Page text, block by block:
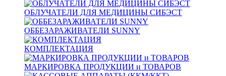
ОБЛУЧАТЕЛИ ДЛЯ МЕДИЦИНЫ СИБЭСТ
ОББЕЗАРАЖИВАТЕЛИ SUNNY
КОМПЛЕКТАЦИЯ
МАРКИРОВКА ПРОДУКЦИИ и ТОВАРОВ